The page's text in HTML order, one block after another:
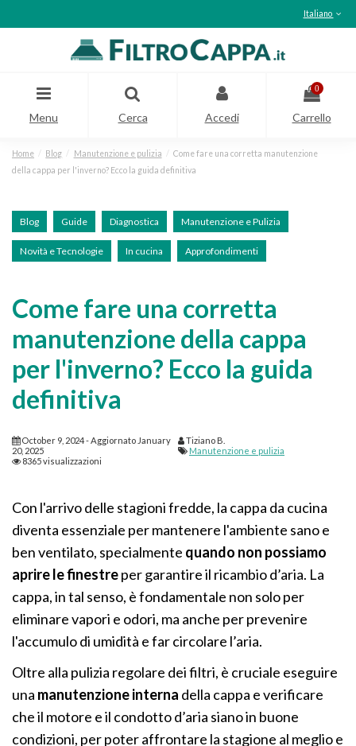
Italiano
Menu Cerca Accedi
0
Carrello
Home Blog Manutenzione e pulizia
Come fare una corretta manutenzione
della cappa per l'inverno? Ecco la guida definitiva
Blog Guide Diagnostica Manutenzione e Pulizia
Novità e Tecnologie In cucina Approfondimenti
Come fare una corretta
manutenzione della cappa
per l'inverno? Ecco la guida
definitiva
October 9, 2024- Aggiornato January
20, 2025
Tiziano B.
Manutenzione e pulizia
8365 visualizzazioni
Con l'arrivo delle stagioni fredde, la cappa da cucina
diventa essenziale per mantenere l'ambiente sano e
ben ventilato, specialmente quando non possiamo
aprire le finestreper garantire il ricambio d’aria. La
cappa, in tal senso, è fondamentale non solo per
eliminare vapori e odori, ma anche per prevenire
l'accumulo di umidità e far circolare l’aria.
Oltre alla pulizia regolare dei filtri, è cruciale eseguire
una manutenzione interna della cappa e verificare
che il motore e il condotto d’aria siano in buone
condizioni, per poter affrontare la stagione al meglio e